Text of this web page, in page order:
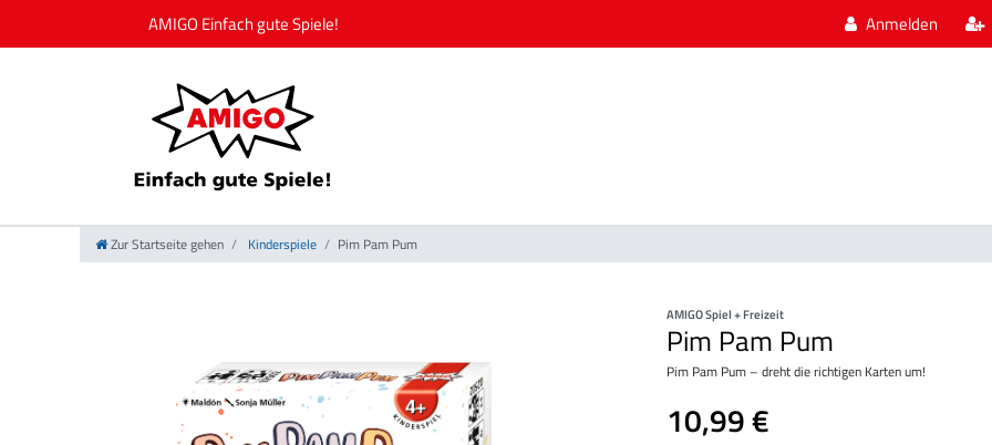
Anmelden
Zur Startseite gehen Kinderspiele Pim Pam Pum
AMIGO Spiel + Freizeit
Pim Pam Pum
Pim Pam Pum – dreht die richtigen Karten um!
10,99 €